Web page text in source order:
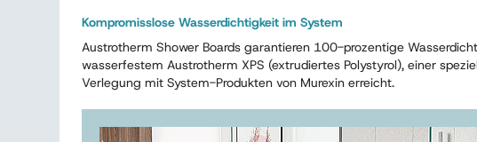
Kompromisslose Wasserdichtigkeit im System
Austrotherm Shower Boards garantieren 100-prozentige
wasserfestem Austrotherm XPS (extrudiertes Polystyrol), einer
Verlegung mit System-Produkten von Murexin erreicht.